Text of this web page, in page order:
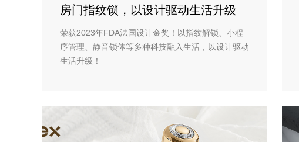
房门指纹锁，以设计驱动生活升级
荣获2023年FDA法国设计金奖！以指纹解锁、小程
序管理、静音锁体等多种科技融入生活，以设计驱动
生活升级！